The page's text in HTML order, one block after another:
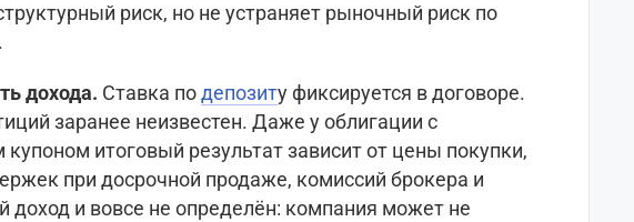
риск, но не устраняет рыночный риск по
дохода. Ставка подепозиту фиксируется в договоре.
заранее неизвестен. Даже у облигации с
итоговый результат зависит от цены покупки,
при досрочной продаже, комиссий брокера и
доход и вовсе не определён: компания может не